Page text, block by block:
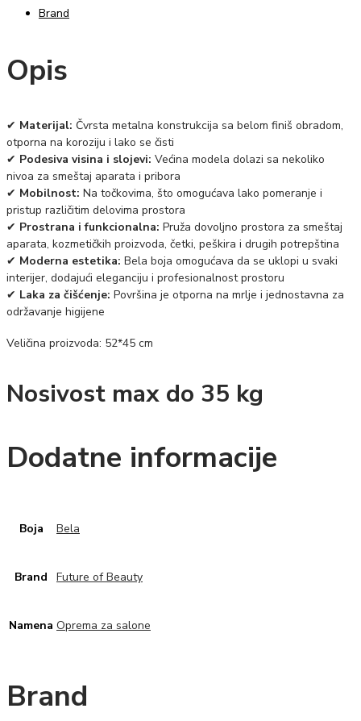
Brand
Opis
✔ Materijal: Čvrsta metalna konstrukcija sa belom finiš obradom,
otporna na koroziju i lako se čisti
✔ Podesiva visina i slojevi: Većina modela dolazi sa nekoliko
nivoa za smeštaj aparata i pribora
✔ Mobilnost: Na točkovima, što omogućava lako pomeranje i
pristup različitim delovima prostora
✔ Prostrana i funkcionalna: Pruža dovoljno prostora za smeštaj
aparata, kozmetičkih proizvoda, četki, peškira i drugih potrepština
✔ Moderna estetika: Bela boja omogućava da se uklopi u svaki
interijer, dodajući eleganciju i profesionalnost prostoru
✔ Laka za čišćenje: Površina je otporna na mrlje i jednostavna za
održavanje higijene
Veličina proizvoda: 52*45 cm
Nosivost max do 35 kg
Dodatne informacije
Boja Bela
Brand Future of Beauty
Namena Oprema za salone
Brand